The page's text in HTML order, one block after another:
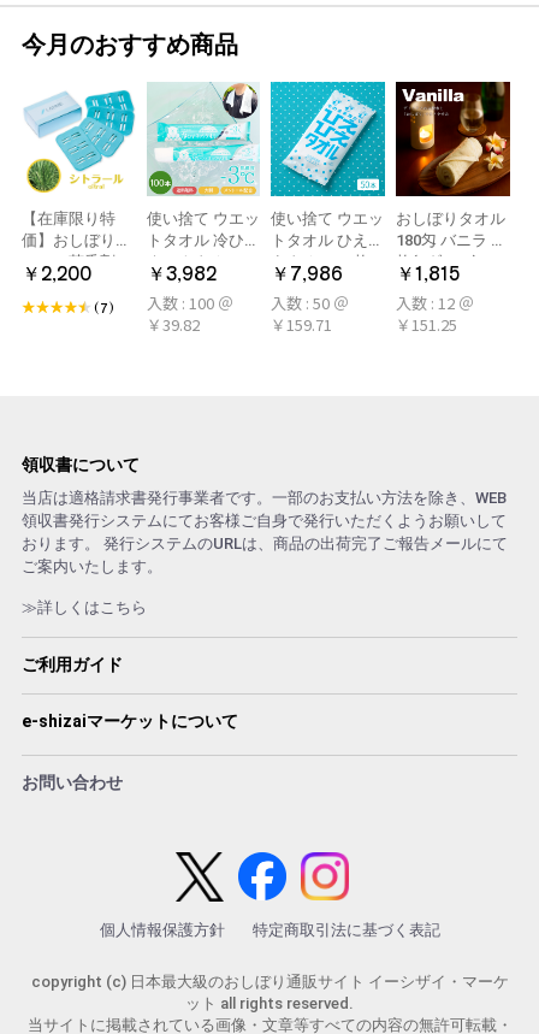
今月のおすすめ商品
【在庫限り特
価】おしぼり用
アロマ芳香剤
LARME(ラルム)
シトラール 旧デ
￥2,200
(7)
使い捨て ウエッ
トタオル 冷ひや
ネックタオル
50本×2パック
100本 冷感タオ
ル 首 個包装 日
￥3,982
入数 : 100 ＠
￥39.82
使い捨て ウエッ
トタオル ひえひ
えタオル 50枚
冷感タオル ミン
ト アロマおしぼ
り
￥7,986
入数 : 50 ＠
￥159.71
おしぼりタオル
180匁 バニラ 12
枚(1ダース)
￥1,815
入数 : 12 ＠
￥151.25
領収書について
当店は適格請求書発行事業者です。一部のお支払い方法を除き、WEB
領収書発行システムにてお客様ご自身で発行いただくようお願いして
おります。 発行システムのURLは、商品の出荷完了ご報告メールにて
ご案内いたします。
≫詳しくはこちら
ご利用ガイド
e-shizaiマーケットについて
お問い合わせ
個人情報保護方針 特定商取引法に基づく表記
copyright (c) 日本最大級のおしぼり通販サイト イーシザイ・マーケ
ット all rights reserved.
当サイトに掲載されている画像・文章等すべての内容の無許可転載・